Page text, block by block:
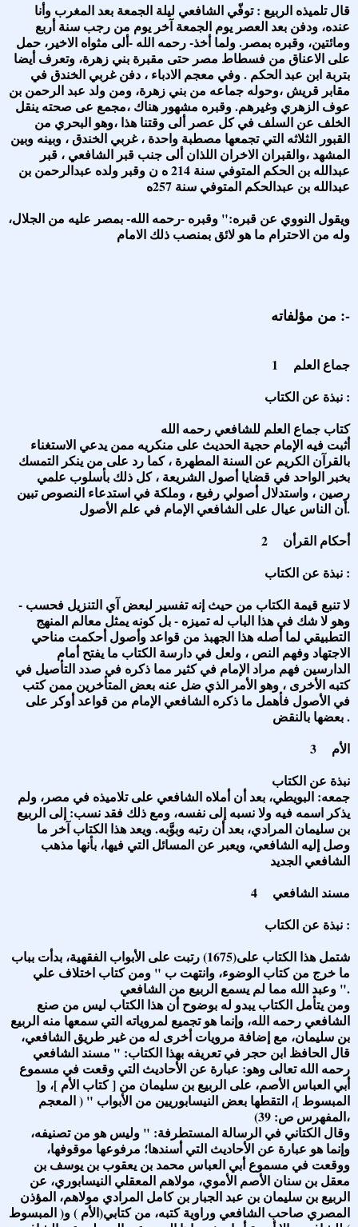
قال تلميذه الربيع : توفّي الشافعي ليلة الجمعة بعد المغرب وأنا
عنده، ودفن بعد العصر يوم الجمعة آخر يوم من رجب سنة أربع
ومائتين، وقبره بمصر. ولما أخذ- رحمه الله -ألى مثواه الاخير، حمل
على الاعناق من فسطاط مصر حتى مقبرة بني زهرة، وتعرف أيضا
بتربة ابن عبد الحكم . وفي معجم الادباء ، دفن غربي الخندق في
مقابر قريش ،وحوله جماعه من بني زهرة، ومن ولد عبد الرحمن بن
عوف الزهري وغيرهم. وقبره مشهور هناك ،مجمع عى صحته ينقل
الخلف عن السلف في كل عصر ألى وقتنا هذا ،وهو البحري من
القبور الثلاثه التي تجمعها مصطبة واحدة ، غربي الخندق ، وبينه وبين
المشهد ،والقبران الاخران اللذان ألى جنب قبر الشافعي ، قبر
عبدالله بن الحكم المتوفي سنة 214 ه ن وقبر ولده عبدالرحمن بن
عبدالله بن عبدالحكم المتوفي سنة 257ه
ويقول النووي عن قبره:" وقبره -رحمه الله- بمصر عليه من الجلال،
وله من الاحترام ما هو لائق بمنصب ذلك الامام
من مؤلفاته :-
1 جماع العلم
نبذة عن الكتاب :
كتاب جماع العلم للشافعي رحمه الله
أثبت فيه الإمام حجية الحديث على منكريه ممن يدعي الاستغناء
بالقرآن الكريم عن السنة المطهرة ، كما رد على من ينكر التمسك
بخبر الواحد في قضايا أصول الشريعة ، كل ذلك بأسلوب علمي
رصين ، واستدلال أصولي رفيع ، وملكة في استدعاء النصوص تبين
أن الناس عيال على الشافعي الإمام في علم الأصول.
2 أحكام القرأن
نبذة عن الكتاب :
لا تنبع قيمة الكتاب من حيث إنه تفسير لبعض آي التنزيل فحسب -
وهو لا شك في هذا الباب له تميزه - بل كونه يمثل معالم المنهج
التطبيقي لما أصله هذا الجهبذ من قواعد وأصول أحكمت مناحي
الاجتهاد وفهم النص ، ولعل في دارسة الكتاب ما يفتح أمام
الدارسين فهم مراد الإمام في كثير مما ذكره في صدد التأصيل في
كتبه الأخرى ، وهو الأمر الذي ضل عنه بعض المتأخرين ممن كتب
في الأصول فأهمل ما ذكره الشافعي الإمام من قواعد أوكر على
بعضها بالنقض .
3 الأم
نبذة عن الكتاب
جمعه: البويطي، بعد أن أملاه الشافعي على تلاميذه في مصر، ولم
يذكر اسمه فيه ولا نسبه إلى نفسه، ومع ذلك فقد نسب: إلى الربيع
بن سليمان المرادي، بعد أن رتبه وبوَّبه. ويعد هذا الكتاب آخر ما
وصل إليه الشافعي، ويعبر عن المسائل التي فيها، بأنها مذهب
الشافعي الجديد
4 مسند الشافعي
نبذة عن الكتاب :
شتمل هذا الكتاب على(1675) رتبت على الأبواب الفقهية، بدأت بباب
ما خرج من كتاب الوضوء، وانتهت ب " ومن كتاب اختلاف علي
وعبد الله مما لم يسمع الربيع من الشافعي ".
ومن يتأمل الكتاب يبدو له بوضوح أن هذا الكتاب ليس من صنع
الشافعي رحمه الله، وإنما هو تجميع لمروياته التي سمعها منه الربيع
بن سليمان، مع إضافة مرويات أخرى له من غير طريق الشافعي،
قال الحافظ ابن حجر في تعريفه بهذا الكتاب: " مسند الشافعي
رحمه الله تعالى وهو: عبارة عن الأحاديث التي وقعت في مسموع
أبي العباس الأصم، على الربيع بن سليمان من [ كتاب الأم ]، و[
المبسوط ]، التقطها بعض النيسابوريين من الأبواب " ( المعجم
المفهرس ص: 39)،
وقال الكتاني في الرسالة المستطرفة: " وليس هو من تصنيفه،
وإنما هو عبارة عن الأحاديث التي أسندها؛ مرفوعها موقوفها،
ووقعت في مسموع أبي العباس محمد بن يعقوب بن يوسف بن
معقل بن سنان الأصم الأموي، مولاهم المعقلي النيسابوري، عن
الربيع بن سليمان بن عبد الجبار بن كامل المرادي مولاهم، المؤذن
المصري صاحب الشافعي وراوية كتبه، من كتابي(الأم ) و( المبسوط